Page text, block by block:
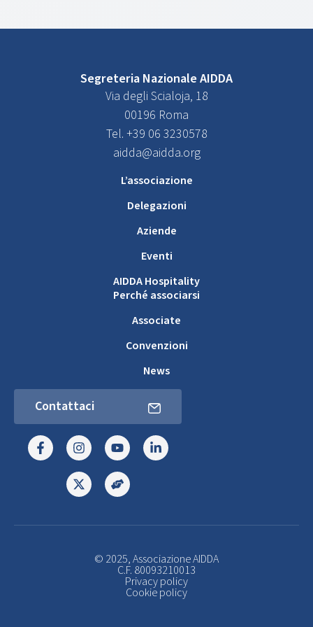
Segreteria Nazionale AIDDA
Via degli Scialoja, 18
00196 Roma
Tel. +39 06 3230578
aidda@aidda.org
L’associazione
Delegazioni
Aziende
Eventi
AIDDA Hospitality
Perché associarsi
Associate
Convenzioni
News
Contattaci
© 2025, Associazione AIDDA
C.F. 80093210013
Privacy policy
Cookie policy